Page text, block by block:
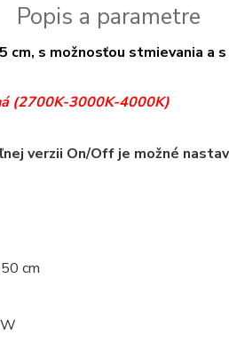
Popis a parametre
s možnosťou stmievania a
(2700K-3000K-4000K)
verzii On/Off je možné
cm